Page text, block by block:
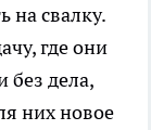
на свалку.
где они
без дела,
них новое